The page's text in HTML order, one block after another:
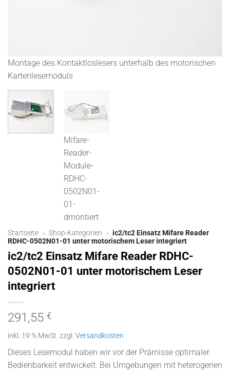
Montage des Kontaktloslesers unterhalb des motorischen
Kartenlesemoduls
Mifare-
Reader-
Module-
RDHC-
0502N01-
01-
dmontiert
Startseite » Shop-Kategorien » ic2/tc2 Einsatz Mifare Reader
RDHC-0502N01-01 unter motorischem Leser integriert
ic2/tc2 Einsatz Mifare Reader RDHC-
0502N01-01 unter motorischem Leser
integriert
291,55 €
inkl. 19 % MwSt. zzgl. Versandkosten
Dieses Lesemodul haben wir vor der Prämisse optimaler
Bedienbarkeit entwickelt. Bei Umgebungen mit heterogenen